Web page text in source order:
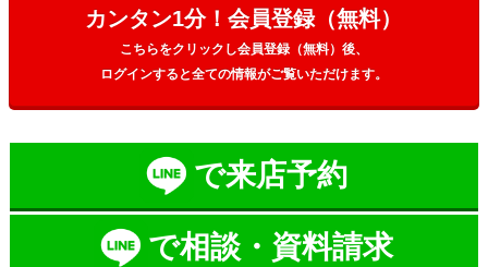
カンタン1分！会員登録（無料）
こちらをクリックし会員登録（無料）後、
ログインすると全ての情報がご覧いただけます。
で来店予約
で相談・資料請求